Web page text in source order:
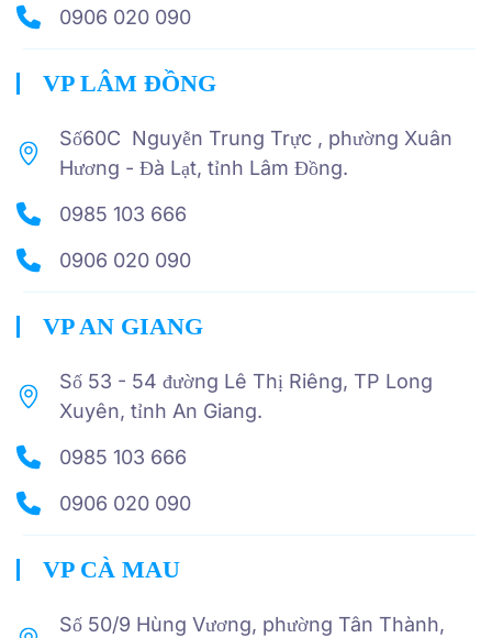
0906 020 090
VP LÂM ĐỒNG
Số60C Nguyễn Trung Trực , phường Xuân
Hương - Đà Lạt, tỉnh Lâm Đồng.
0985 103 666
0906 020 090
VP AN GIANG
Số 53 - 54 đường Lê Thị Riêng, TP Long
Xuyên, tỉnh An Giang.
0985 103 666
0906 020 090
VP CÀ MAU
Số 50/9 Hùng Vương, phường Tân Thành,